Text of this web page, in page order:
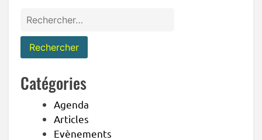
Rechercher :
Catégories
Agenda
Articles
Evènements